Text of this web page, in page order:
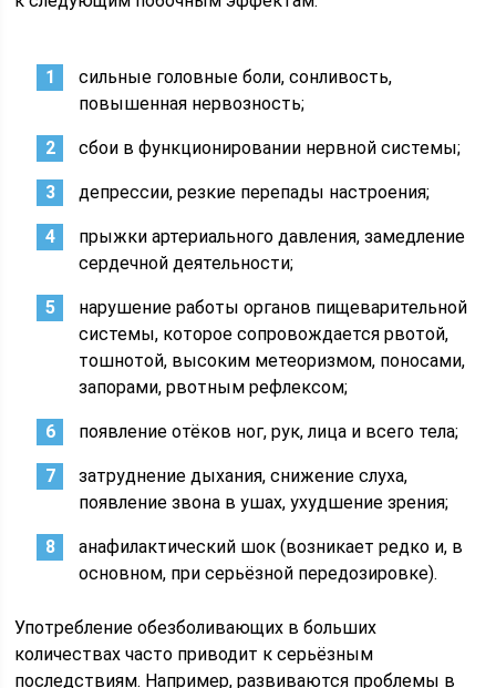
сильные головные боли, сонливость,
повышенная нервозность;
сбои в функционировании нервной системы;
депрессии, резкие перепады настроения;
прыжки артериального давления, замедление
сердечной деятельности;
нарушение работы органов пищеварительной
системы, которое сопровождается рвотой,
тошнотой, высоким метеоризмом, поносами,
запорами, рвотным рефлексом;
появление отёков ног, рук, лица и всего тела;
затруднение дыхания, снижение слуха,
появление звона в ушах, ухудшение зрения;
анафилактический шок (возникает редко и, в
основном, при серьёзной передозировке).
Употребление обезболивающих в больших
количествах часто приводит к серьёзным
последствиям. Например, развиваются проблемы в